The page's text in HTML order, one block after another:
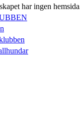
har ingen